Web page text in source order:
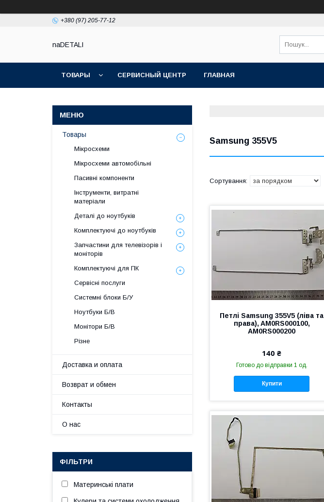
+380 (97) 205-77-12
naDETALI
ТОВАРЫ СЕРВИСНЫЙ ЦЕНТР ГЛАВНАЯ
Samsung 355V5
Петлі Samsung 355V5 (ліва та
права), AM0RS000100,
AM0RS000200
140 ₴
Готово до відправки 1 од.
Купити
Товары
Мікросхеми
Мікросхеми автомобільні
Пасивні компоненти
Інструменти, витратні
матеріали
Деталі до ноутбуків
Комплектуючі до ноутбуків
Запчастини для телевізорів і
моніторів
Комплектуючі для ПК
Сервісні послуги
Системні блоки Б/У
Ноутбуки Б/В
Монітори Б/В
Різне
Доставка и оплата
Возврат и обмен
Контакты
О нас
ФІЛЬТРИ
Материнські плати